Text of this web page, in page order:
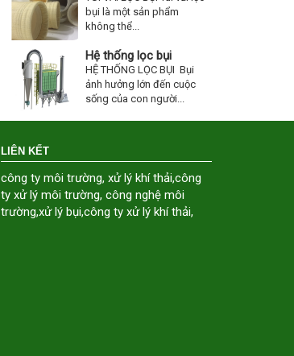
bụi là một sản phẩm
không thể...
Hệ thống lọc bụi
HỆ THỐNG LỌC BỤI Bụi
ảnh hưởng lớn đến cuộc
sống của con người...
LIÊN KẾT
công ty môi trường, xử lý khí thải,công
ty xử lý môi trường, công nghệ môi
trường,xử lý bụi,công ty xử lý khí thải,